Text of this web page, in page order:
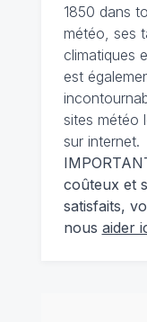
1850 dans
météo, ses
climatiques
est
sites météo
sur internet.
coûteux et
satisfaits,
nous aider